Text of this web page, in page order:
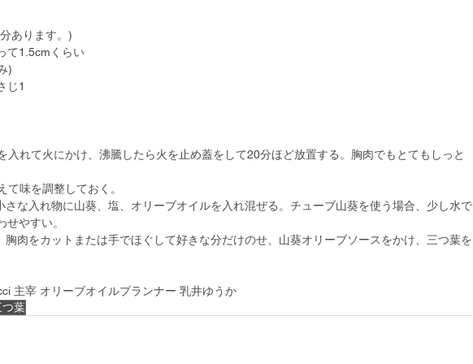
あります。)
て1.5cmくらい
)
じ1
入れて火にかけ、沸騰したら火を止め蓋をして20分ほど放置する。胸肉でもとてもしっと
て味を調整しておく。
さな入れ物に山葵、塩、オリーブオイルを入れ混ぜる。チューブ山葵を使う場合、少し水で
やすい。
胸肉をカットまたは手でほぐして好きな分だけのせ、山葵オリーブソースをかけ、三つ葉を
主宰 オリーブオイルプランナー 乳井ゆうか
つ葉